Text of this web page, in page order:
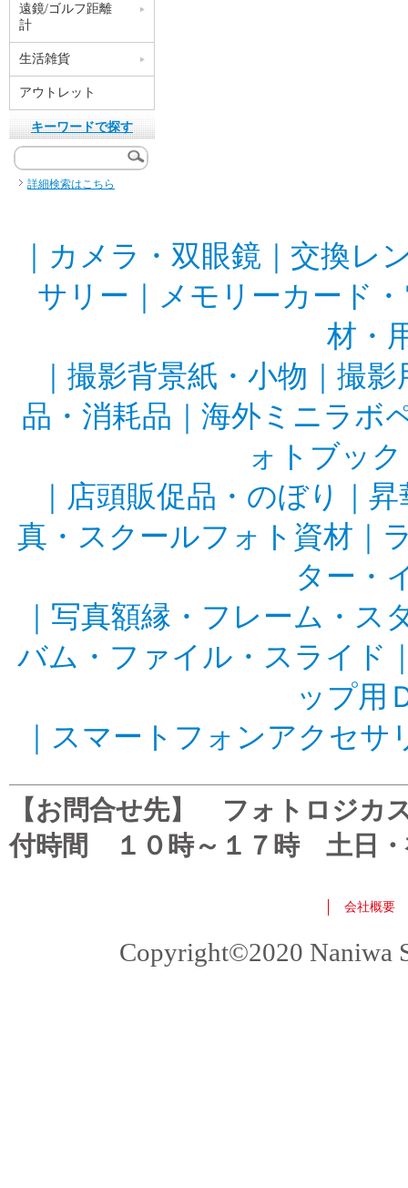
遠鏡/ゴルフ距離
計
生活雑貨
アウトレット
キーワードで探す
詳細検索はこちら
カメラ・双眼鏡
交換レ
サリー
メモリーカード
材・
撮影背景紙・小物
撮影
品・消耗品
海外ミニラボ
ォトブッ
店頭販促品・のぼり
昇
真・スクールフォト資材
ター・
写真額縁・フレーム・ス
バム・ファイル・スライド
ップ用
スマートフォンアクセサ
【お問合せ先】 フォトロジ
付時間 １０時～１７時 土日・
会社概要
Copyright©2020 Naniwa